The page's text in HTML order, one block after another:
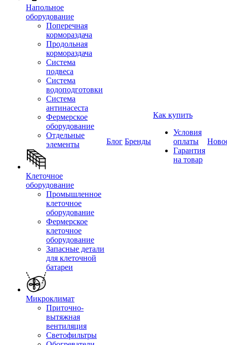
Напольное
оборудование
Поперечная
кормораздача
Продольная
кормораздача
Система
подвеса
Система
водоподготовки
Система
антинасеста
Фермерское
оборудование
Отдельные
элементы
Клеточное
оборудование
Промышленное
клеточное
оборудование
Фермерское
клеточное
оборудование
Запасные детали
для клеточной
батареи
Микроклимат
Приточно-
вытяжная
вентиляция
Светофильтры
Блог Бренды
Как купить
Условия
оплаты
Гарантия
на товар